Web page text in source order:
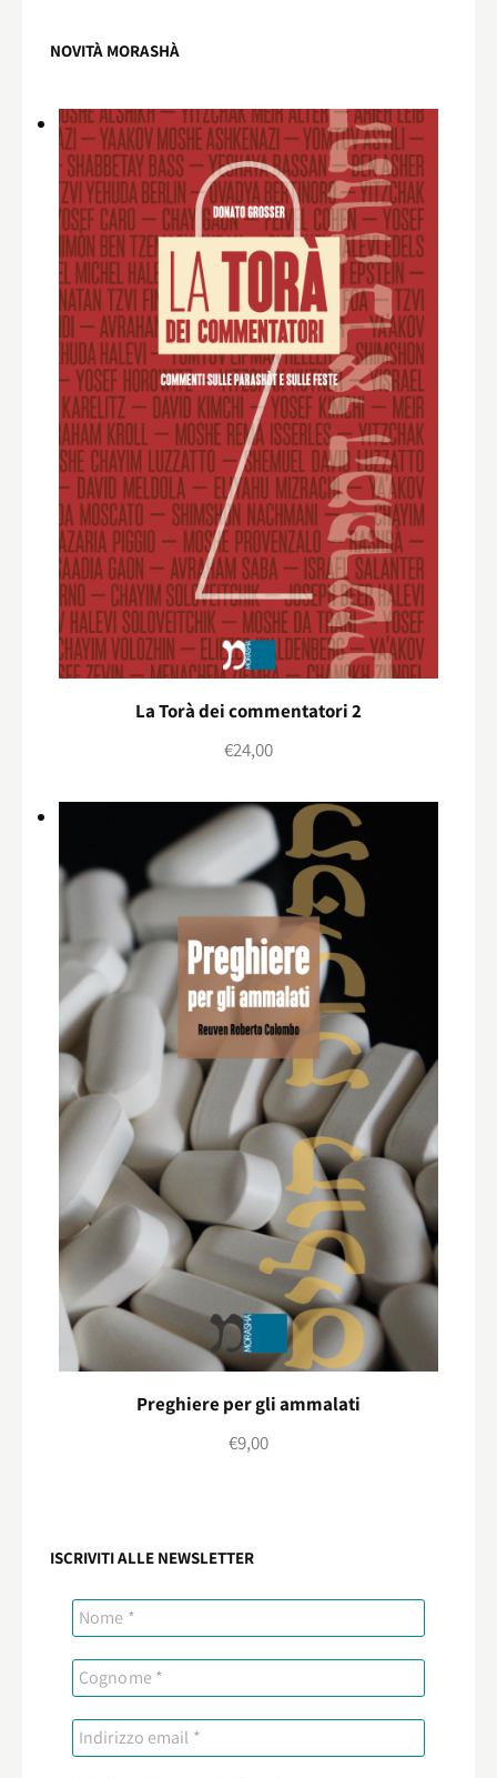
NOVITÀ MORASHÀ
La Torà dei commentatori 2
€24,00
Preghiere per gli ammalati
€9,00
ISCRIVITI ALLE NEWSLETTER